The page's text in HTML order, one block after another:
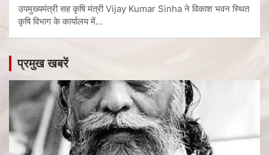
उपमुख्यमंत्री सह कृषि मंत्री Vijay Kumar Sinha ने विकाश भवन स्थित
कृषि विभाग के कार्यालय में…
प्रमुख खबरें